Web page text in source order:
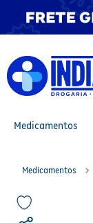
Medicamentos
Medicamentos